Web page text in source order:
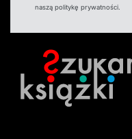
naszą politykę prywatności.